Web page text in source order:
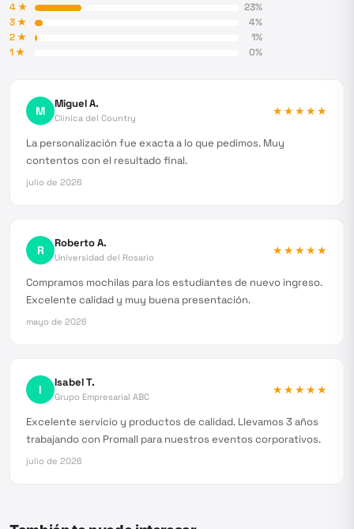
4★ 23%
3★ 4%
2★ 1%
1★ 0%
M Miguel A.
Clínica del Country
★★★★★
La personalización fue exacta a lo que pedimos. Muy
contentos con el resultado final.
julio de 2026
R Roberto A.
Universidad del Rosario
★★★★★
Compramos mochilas para los estudiantes de nuevo ingreso.
Excelente calidad y muy buena presentación.
mayo de 2026
I Isabel T.
Grupo Empresarial ABC
★★★★★
Excelente servicio y productos de calidad. Llevamos 3 años
trabajando con Promall para nuestros eventos corporativos.
julio de 2026